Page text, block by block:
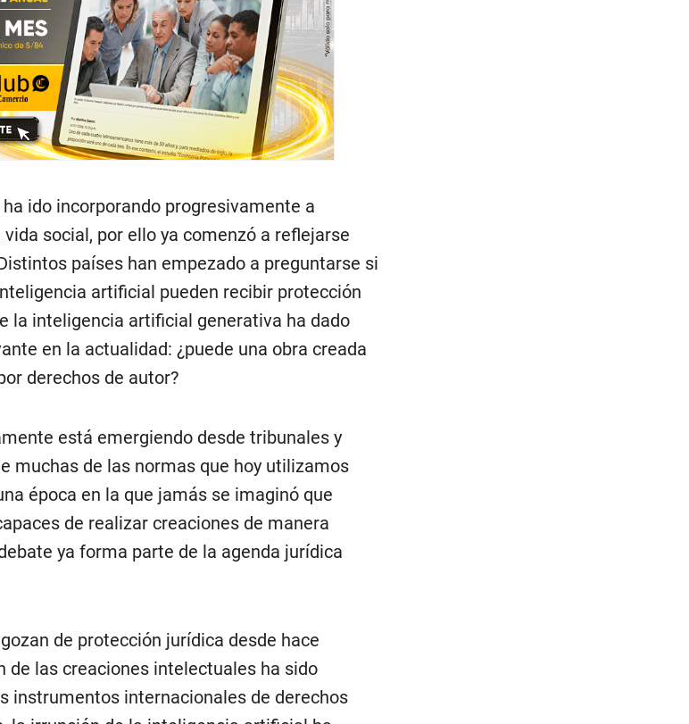
ido incorporando progresivamente a
social, por ello ya comenzó a reflejarse
países han empezado a preguntarse si
artificial pueden recibir protección
la inteligencia artificial generativa ha dado
en la actualidad: ¿puede una obra creada
derechos de autor?
está emergiendo desde tribunales y
muchas de las normas que hoy utilizamos
época en la que jamás se imaginó que
de realizar creaciones de manera
ya forma parte de la agenda jurídica
de protección jurídica desde hace
de las creaciones intelectuales ha sido
instrumentos internacionales de derechos